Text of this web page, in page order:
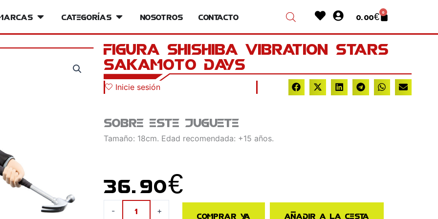
Open MarcasCategorías Open Categorías
Nosotros Contacto HeartUser-
circle
0.00€ 0
Cart
Figura Shishiba Vibration Stars
Sakamoto Days
Inicie sesión
Sobre este juguete
Tamaño: 18cm. Edad recomendada: +15 años.
36.90€
- + Comprar ya Añadir a la cesta